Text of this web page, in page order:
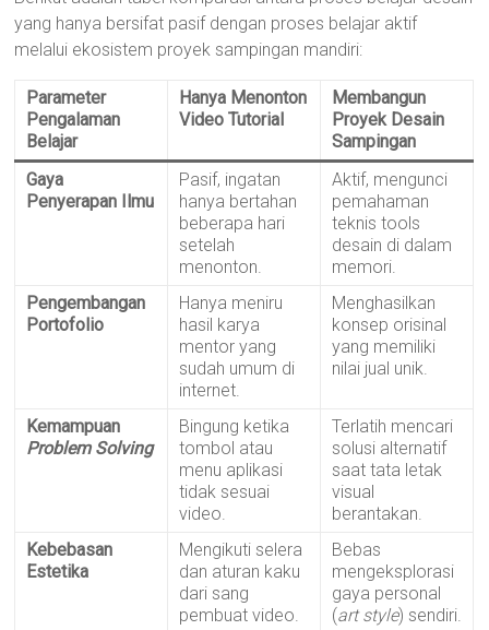
yang hanya bersifat pasif dengan proses belajar aktif
melalui ekosistem proyek sampingan mandiri:
Parameter
Pengalaman
Belajar
Hanya Menonton
Video Tutorial
Membangun
Proyek Desain
Sampingan
Gaya
Penyerapan Ilmu
Pasif, ingatan
hanya bertahan
beberapa hari
setelah
menonton.
Aktif, mengunci
pemahaman
teknis tools
desain di dalam
memori.
Pengembangan
Portofolio
Hanya meniru
hasil karya
mentor yang
sudah umum di
internet.
Menghasilkan
konsep orisinal
yang memiliki
nilai jual unik.
Kemampuan
Problem Solving
Bingung ketika
tombol atau
menu aplikasi
tidak sesuai
video.
Terlatih mencari
solusi alternatif
saat tata letak
visual
berantakan.
Kebebasan
Estetika
Mengikuti selera
dan aturan kaku
dari sang
pembuat video.
Bebas
mengeksplorasi
gaya personal
(art style) sendiri.